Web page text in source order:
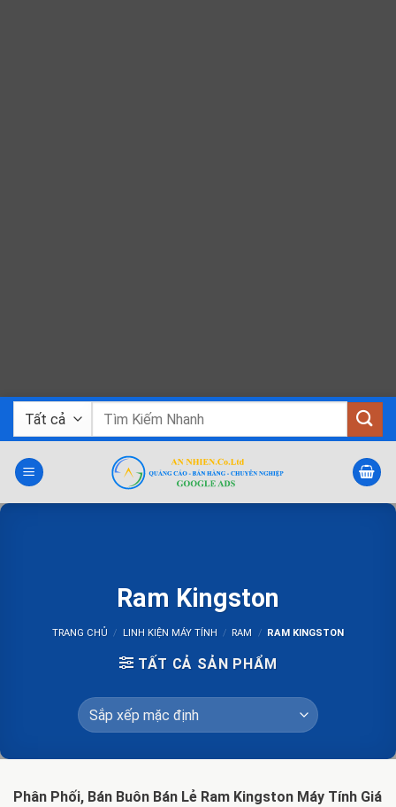
Bỏ
dung
Tìm
Ram Kingston
TRANG CHỦ / LINH KIỆN MÁY TÍNH / RAM / RAM KINGSTON
TẤT CẢ SẢN PHẨM
Phân Phối, Bán Buôn Bán Lẻ Ram Kingston Máy Tính Giá